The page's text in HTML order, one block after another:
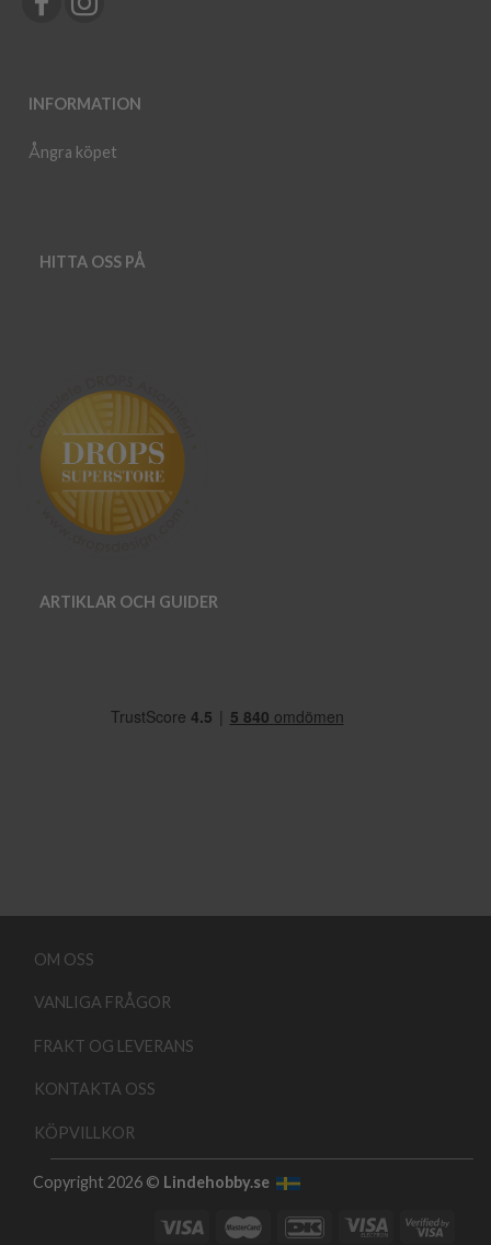
INFORMATION
Ångra köpet
HITTA OSS PÅ
ARTIKLAR OCH GUIDER
OM OSS
VANLIGA FRÅGOR
FRAKT OG LEVERANS
KONTAKTA OSS
KÖPVILLKOR
Copyright 2026 © Lindehobby.se